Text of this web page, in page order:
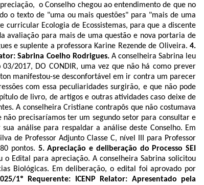
o Conselho chegou ao entendimento de que no
o texto de "uma ou mais questões" para "mais de uma
curricular Ecologia de Ecossistemas, para que a discente
avaliação para mais de uma questão e nova portaria de
e suplente a professora Karine Rezende de Oliveira. 4.
Sabrina Coelho Rodrigues. A conselheira Sabrina leu
03/2017, DO CONDIR, uma vez que não há como prever
manifestou-se desconfortável em ir contra um parecer
com essa peculiaridades surgirão, e que não pode
de livro, de artigos e outras atividades caso deixe de
A conselheira Cristiane contrapôs que não costumava
precisaríamos ter um segundo setor para consultar e
análise para respaldar a análise deste Conselho. Em
de Professor Adjunto Classe C, nível III para Professor
pontos. 5. Apreciação e deliberação do Processo SEI
o Edital para apreciação. A conselheira Sabrina solicitou
Biológicas. Em deliberação, o edital foi aprovado por
1º Requerente: ICENP Relator: Apresentado pela